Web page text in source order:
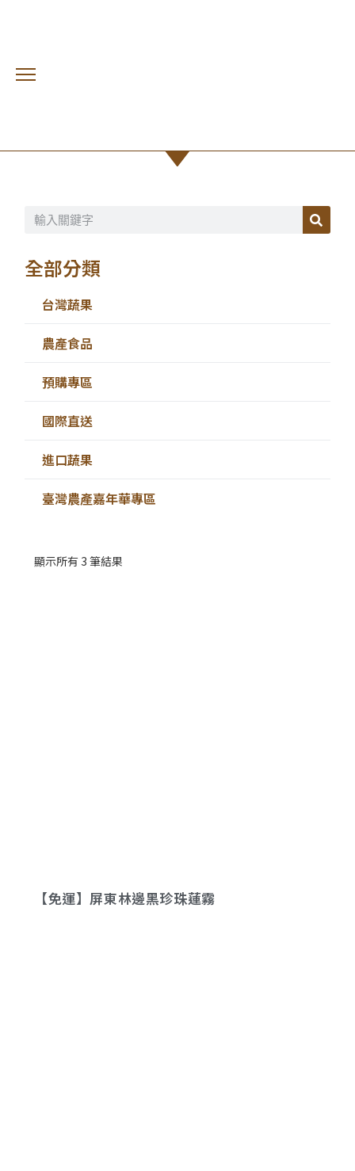
全部分類
台灣蔬果
農產食品
預購專區
國際直送
進口蔬果
臺灣農產嘉年華專區
顯示所有 3 筆結果
【免運】屏東林邊黑珍珠蓮霧